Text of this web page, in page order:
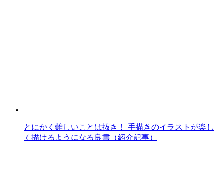
とにかく難しいことは抜き！ 手描きのイラストが楽し
く描けるようになる良書（紹介記事）